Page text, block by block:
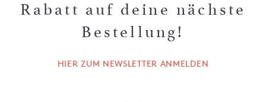
Rabatt auf deine nächste
Bestellung!
HIER ZUM NEWSLETTER ANMELDEN